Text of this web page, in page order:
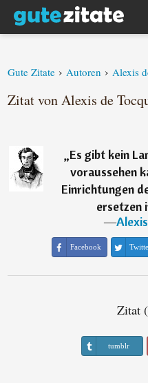
Gute Zitate › Autoren › Alexis
Zitat von Alexis de
„Es gibt kein
voraussehen
Einrichtungen
ersetzen
―
Facebook
Zitat
tumblr